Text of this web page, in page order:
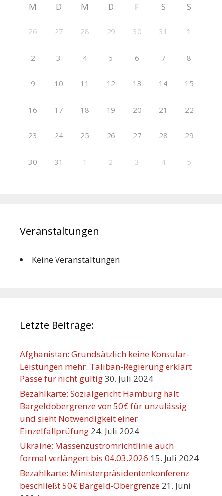
M D M D F S S
26 27 28 29 30 31 1
2 3 4 5 6 7 8
9 10 11 12 13 14 15
16 17 18 19 20 21 22
23 24 25 26 27 28 29
30 31 1 2 3 4 5
Veranstaltungen
Keine Veranstaltungen
Letzte Beiträge:
Afghanistan: Grundsätzlich keine Konsular-
Leistungen mehr. Taliban-Regierung erklärt
Pässe für nicht gültig30. Juli 2024
Bezahlkarte: Sozialgericht Hamburg hält
Bargeldobergrenze von 50€ für unzulässig
und sieht Notwendigkeit einer
Einzelfallprüfung 24. Juli 2024
Ukraine: Massenzustromrichtlinie auch
formal verlängert bis 04.03.2026 15. Juli 2024
Bezahlkarte: Ministerpräsidentenkonferenz
beschließt 50€ Bargeld-Obergrenze 21. Juni